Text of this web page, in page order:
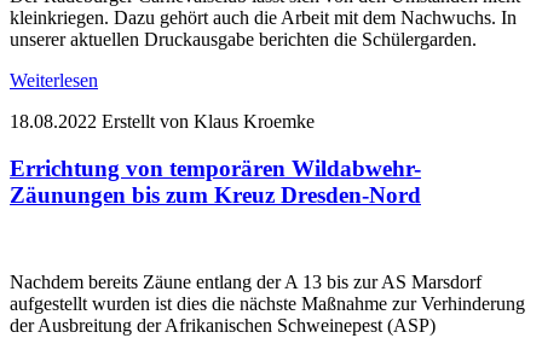
kleinkriegen. Dazu gehört auch die Arbeit mit dem Nachwuchs. In
unserer aktuellen Druckausgabe berichten die Schülergarden.
Weiterlesen
18.08.2022 Erstellt von Klaus Kroemke
Errichtung von temporären Wildabwehr-
Zäunungen bis zum Kreuz Dresden-Nord
Nachdem bereits Zäune entlang der A 13 bis zur AS Marsdorf
aufgestellt wurden ist dies die nächste Maßnahme zur Verhinderung
der Ausbreitung der Afrikanischen Schweinepest (ASP)